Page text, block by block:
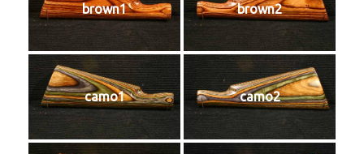
brown1 brown2
camo1 camo2